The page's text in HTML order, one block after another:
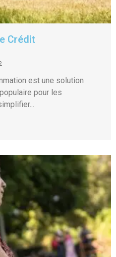
Crédit
est une solution
pour les